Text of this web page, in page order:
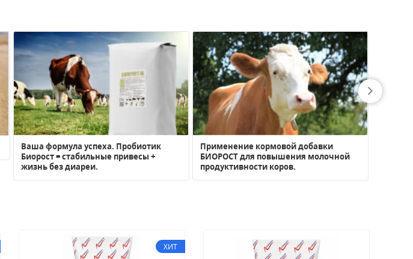
Ваша формула успеха. Пробиотик
Биорост = стабильные привесы +
жизнь без диареи.
Применение кормовой добавки
БИОРОСТ для повышения молочной
продуктивности коров.
ХИТ